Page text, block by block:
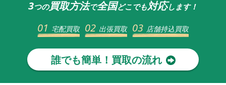
3つの買取方法で全国どこでも対応します！
01 宅配買取 02 出張買取 03 店舗持込買取
誰でも簡単！買取の流れ